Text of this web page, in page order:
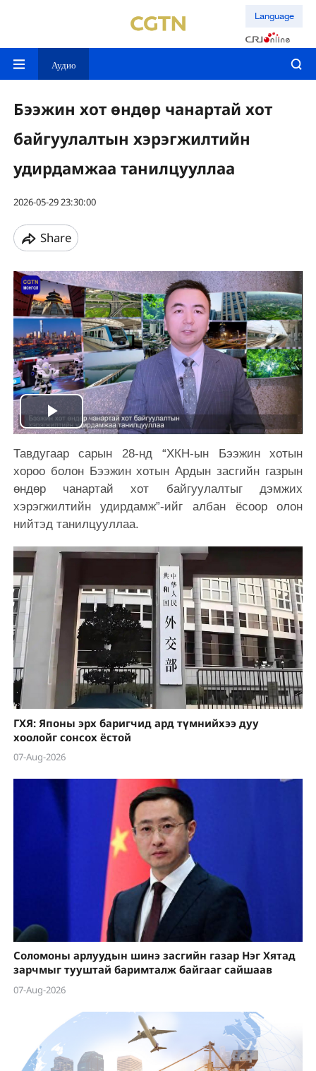
Language
Аудио
Бээжин хот өндөр чанартай хот
байгуулалтын хэрэгжилтийн
удирдамжаа танилцууллаа
2026-05-29 23:30:00
Share
Play
Video
Тавдугаар сарын 28-нд “ХКН-ын Бээжин хотын
хороо болон Бээжин хотын Ардын засгийн газрын
өндөр чанартай хот байгуулалтыг дэмжих
хэрэгжилтийн удирдамж”-ийг албан ёсоор олон
нийтэд танилцууллаа.
ГХЯ: Японы эрх баригчид ард түмнийхээ дуу
хоолойг сонсох ёстой
07-Aug-2026
Соломоны арлуудын шинэ засгийн газар Нэг Хятад
зарчмыг тууштай баримталж байгааг сайшаав
07-Aug-2026